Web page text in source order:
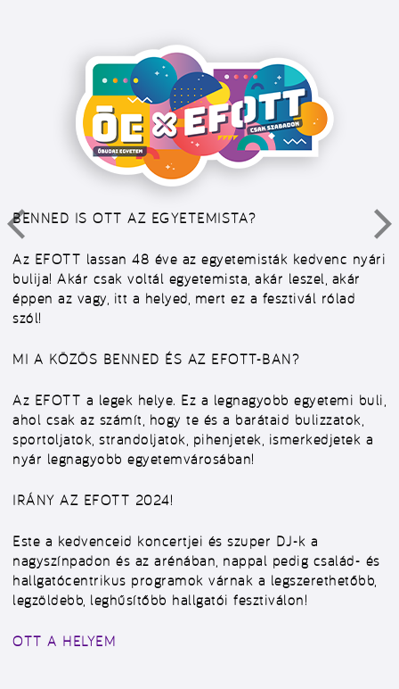
BENNED IS OTT AZ EGYETEMISTA?
Az EFOTT lassan 48 éve az egyetemisták kedvenc nyári
bulija! Akár csak voltál egyetemista, akár leszel, akár
éppen az vagy, itt a helyed, mert ez a fesztivál rólad
szól!
MI A KÖZÖS BENNED ÉS AZ EFOTT-BAN?
Az EFOTT a legek helye. Ez a legnagyobb egyetemi buli,
ahol csak az számít, hogy te és a barátaid bulizzatok,
sportoljatok, strandoljatok, pihenjetek, ismerkedjetek a
nyár legnagyobb egyetemvárosában!
IRÁNY AZ EFOTT 2024!
Este a kedvenceid koncertjei és szuper DJ-k a
nagyszínpadon és az arénában, nappal pedig család- és
hallgatócentrikus programok várnak a legszerethetőbb,
legzöldebb, leghűsítőbb hallgatói fesztiválon!
OTT A HELYEM